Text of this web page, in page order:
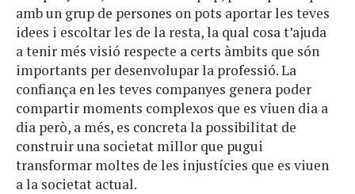
amb un grup de persones on pots aportar les teves
idees i escoltar les de la resta, la qual cosa t’ajuda
a tenir més visió respecte a certs àmbits que són
importants per desenvolupar la professió. La
confiança en les teves companyes genera poder
compartir moments complexos que es viuen dia a
dia però, a més, es concreta la possibilitat de
construir una societat millor que pugui
transformar moltes de les injustícies que es viuen
a la societat actual.